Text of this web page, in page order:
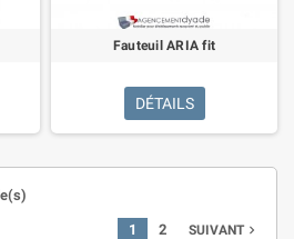
Fauteuil ARIA fit
DÉTAILS
1 2 SUIVANTnavigate_next